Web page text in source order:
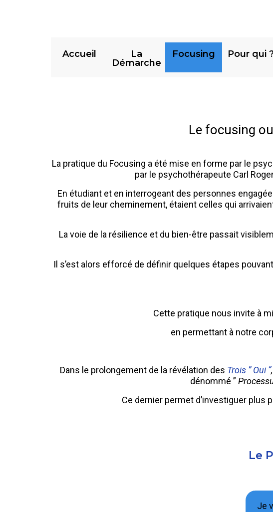
Accueil
La
Démarche
Focusing Pour qui
Le focusing
La pratique du Focusing a été mise en forme par le
par le psychothérapeute Carl
En étudiant et en interrogeant des personnes
fruits de leur cheminement, étaient celles qui
La voie de la résilience et du bien-être passait
Il s’est alors efforcé de définir quelques étapes
Cette pratique nous invite à
en permettant à notre
Dans le prolongement de la révélation des Trois ” Oui “,
dénommé ”
Ce dernier permet d’investiguer
Le
Je